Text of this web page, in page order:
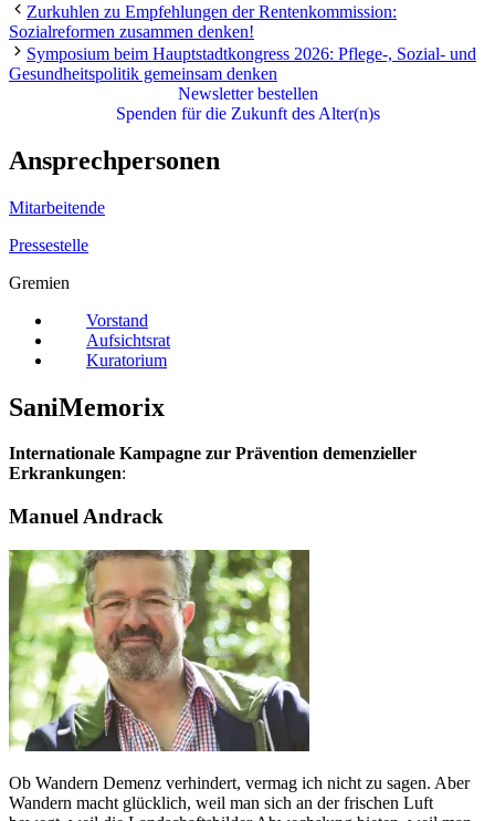
Zurkuhlen zu Empfehlungen der Rentenkommission:
Sozialreformen zusammen denken!
Symposium beim Hauptstadtkongress 2026: Pflege-, Sozial- und
Gesundheitspolitik gemeinsam denken
Newsletter bestellen
Spenden für die Zukunft des Alter(n)s
Ansprechpersonen
Mitarbeitende
Pressestelle
Gremien
Vorstand
Aufsichtsrat
Kuratorium
SaniMemorix
Internationale Kampagne zur Prävention demenzieller
Erkrankungen:
Manuel Andrack
Ob Wandern Demenz verhindert, vermag ich nicht zu sagen. Aber
Wandern macht glücklich, weil man sich an der frischen Luft